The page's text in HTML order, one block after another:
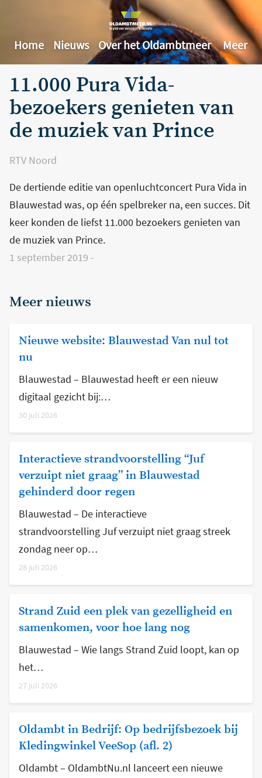
Home Nieuws Over het Oldambtmeer Meer
11.000 Pura Vida-
bezoekers genieten van
de muziek van Prince
RTV Noord
De dertiende editie van openluchtconcert Pura Vida in
Blauwestad was, op één spelbreker na, een succes. Dit
keer konden de liefst 11.000 bezoekers genieten van
de muziek van Prince.
1 september 2019 -
Meer nieuws
Nieuwe website: Blauwestad Van nul tot
nu
Blauwestad – Blauwestad heeft er een nieuw
digitaal gezicht bij:…
30 juli 2026
Interactieve strandvoorstelling “Juf
verzuipt niet graag” in Blauwestad
gehinderd door regen
Blauwestad – De interactieve
strandvoorstelling Juf verzuipt niet graag streek
zondag neer op…
28 juli 2026
Strand Zuid een plek van gezelligheid en
samenkomen, voor hoe lang nog
Blauwestad – Wie langs Strand Zuid loopt, kan op
het…
27 juli 2026
Oldambt in Bedrijf: Op bedrijfsbezoek bij
Kledingwinkel VeeSop (afl. 2)
Oldambt – OldambtNu.nl lanceert een nieuwe